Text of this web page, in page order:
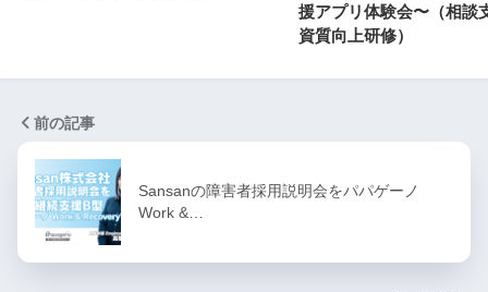
援アプリ体験会〜（相談
資質向上研修）
前の記事
Sansanの障害者採用説明会をパパゲーノ
Work &…